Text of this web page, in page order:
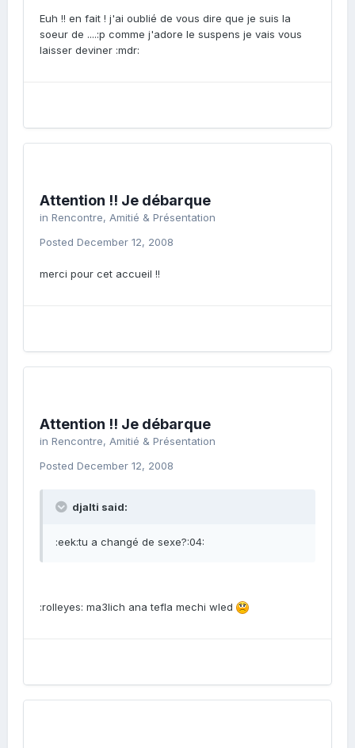
Euh !! en fait ! j'ai oublié de vous dire que je suis la
soeur de ....:p comme j'adore le suspens je vais vous
laisser deviner :mdr:
Attention !! Je débarque
in Rencontre, Amitié & Présentation
Posted December 12, 2008
merci pour cet accueil !!
Attention !! Je débarque
in Rencontre, Amitié & Présentation
Posted December 12, 2008
djalti said:
:eek:tu a changé de sexe?:04:
:rolleyes: ma3lich ana tefla mechi wled